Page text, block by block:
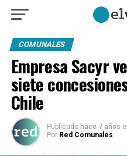
COMUNALES
Empresa Sacyr
siete
Chile
Publicado hace 7 años el
Por Red Comunales